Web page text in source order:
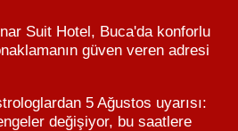
Suit Hotel, Buca'da konforlu
güven veren adresi
5 Ağustos uyarısı:
değişiyor, bu saatlere